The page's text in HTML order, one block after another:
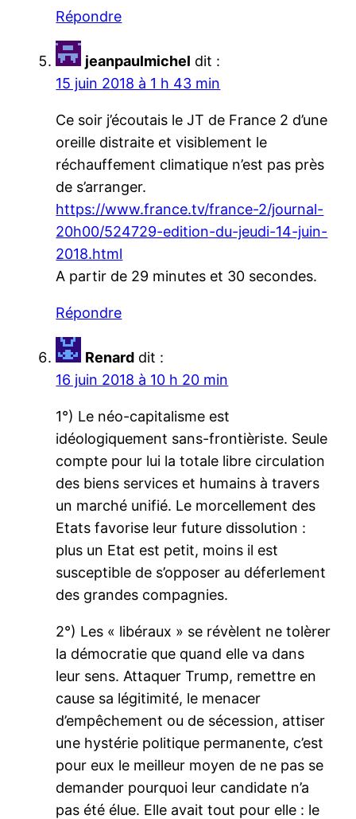
Répondre
jeanpaulmichel dit :
15 juin 2018 à 1 h 43 min
Ce soir j’écoutais le JT de France 2 d’une
oreille distraite et visiblement le
réchauffement climatique n’est pas près
de s’arranger.
https://www.france.tv/france-2/journal-
20h00/524729-edition-du-jeudi-14-juin-
2018.html
A partir de 29 minutes et 30 secondes.
Répondre
Renard dit :
16 juin 2018 à 10 h 20 min
1°) Le néo-capitalisme est
idéologiquement sans-frontièriste. Seule
compte pour lui la totale libre circulation
des biens services et humains à travers
un marché unifié. Le morcellement des
Etats favorise leur future dissolution :
plus un Etat est petit, moins il est
susceptible de s’opposer au déferlement
des grandes compagnies.
2°) Les « libéraux » se révèlent ne tolèrer
la démocratie que quand elle va dans
leur sens. Attaquer Trump, remettre en
cause sa légitimité, le menacer
d’empêchement ou de sécession, attiser
une hystérie politique permanente, c’est
pour eux le meilleur moyen de ne pas se
demander pourquoi leur candidate n’a
pas été élue. Elle avait tout pour elle : le